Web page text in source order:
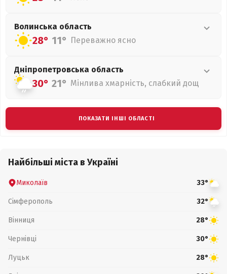
Волинська область
28° 11° Переважно ясно
Дніпропетровська область
30° 21° Мінлива хмарність, слабкий дощ
ПОКАЗАТИ ІНШІ ОБЛАСТІ
Найбільші міста в Україні
Миколаїв 33°
Сімферополь 32°
Вінниця 28°
Чернівці 30°
Луцьк 28°